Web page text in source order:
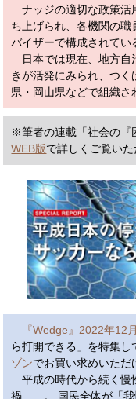
ナッジの適切な政策活
ち上げられ、各機関の職
バイザーで構成されてい
日本では現在、地方自
きが活発にみられ、つ
県・岡山県などで組織さ
※筆者の連載「社会の『
WEB版で詳しくご覧い
『Wedge』2022年12
ら打開できる」を特集し
ゾンでお買い求めいただ
平成の時代から続く慢
禍……。 国民全体が「我